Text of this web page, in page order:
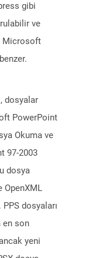
gibi
ve
Microsoft
dosyalar
PowerPoint
Okuma ve
97-2003
dosya
OpenXML
dosyaları
en son
yeni